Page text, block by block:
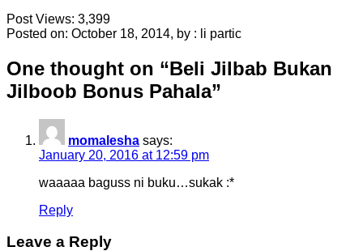
Post Views: 3,399
Posted on: October 18, 2014, by : li partic
One thought on “Beli Jilbab Bukan
Jilboob Bonus Pahala”
momalesha says:
January 20, 2016 at 12:59 pm
waaaaa baguss ni buku…sukak :*
Reply
Leave a Reply